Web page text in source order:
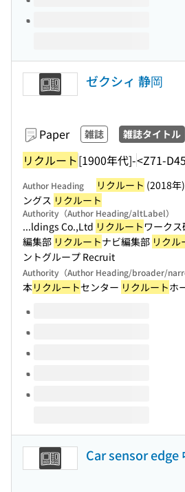
ゼクシィ 静岡
Paper 雑誌 雑誌タイトル
リクルート[1900年代]-<Z71-
Author Heading リクルート (2018年)
ングス リクルート
Authority（Author Heading/altLabel）
...ldings Co.,Ltd リクルートワーク
編集部 リクルートナビ編集部 リクル
ントグループ Recruit
Authority（Author Heading/broader/
本リクルートセンター リクルートホ
Volumes of this title
Car sensor edge